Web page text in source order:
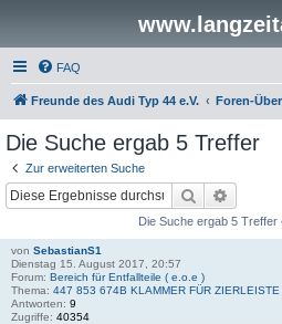
FAQ
Freunde des Audi Typ 44 e.V. Foren-
Die Suche ergab 5 Treffer
Zur erweiterten Suche
Suche
Die Suche ergab 5 Treffer
von SebastianS1
Dienstag 15. August 2017, 20:57
Forum: Bereich für Entfallteile ( e.o.e )
Thema: 447 853 674B KLAMMER FÜR ZIERLEISTE
Antworten: 9
Zugriffe: 40354